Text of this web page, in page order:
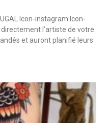
Icon-instagram Icon-
l’artiste de votre
et auront planifié leurs